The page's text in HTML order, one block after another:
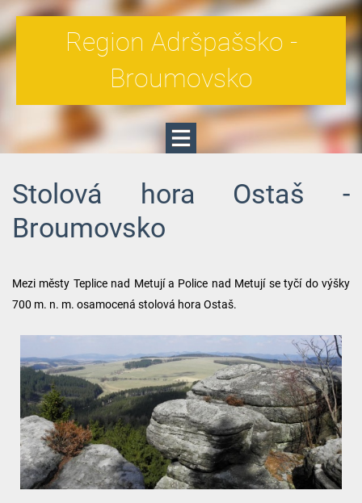
Region Adršpašsko -
Broumovsko
Stolová hora Ostaš -
Broumovsko
Mezi městy Teplice nad Metují a Police nad Metují se tyčí do výšky
700 m. n. m. osamocená stolová hora Ostaš.